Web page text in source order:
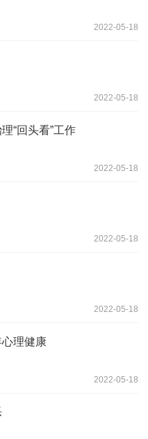
2022-05-18
2022-05-18
“回头看”工作
2022-05-18
2022-05-18
2022-05-18
理健康
2022-05-18